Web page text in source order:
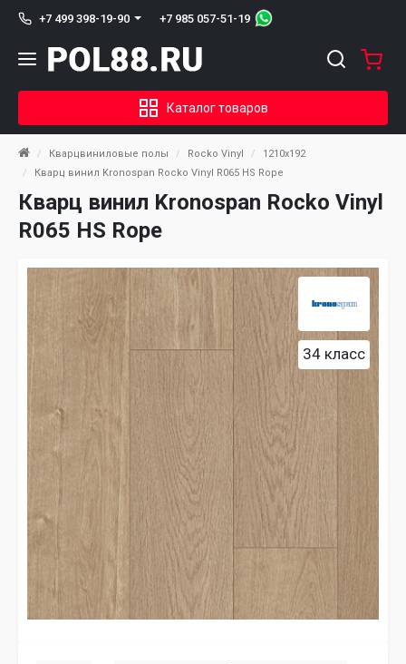
+7 499 398-19-90 +7 985 057-51-19
Каталог товаров
Кварцвиниловые полы Rocko Vinyl
1210x192
Кварц винил Kronospan Rocko Vinyl R065 HS Rope
Кварц винил Kronospan Rocko Vinyl
R065 HS Rope
34 класс